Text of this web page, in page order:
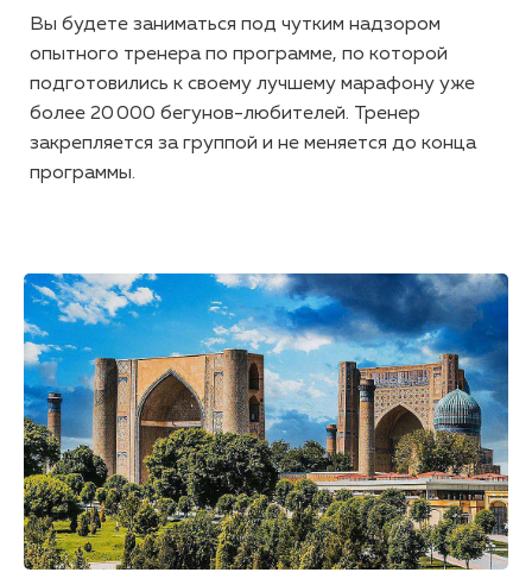
Вы будете заниматься под чутким надзором
опытного тренера по программе, по которой
подготовились к своему лучшему марафону уже
более 20 000 бегунов-любителей. Тренер
закрепляется за группой и не меняется до конца
программы.